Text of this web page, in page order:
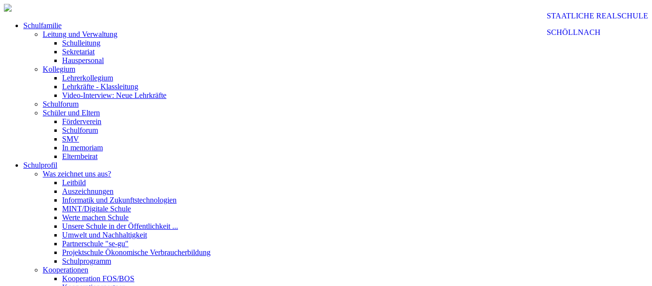
STAATLICHE REALSCHULE
SCHÖLLNACH
Schulfamilie
Leitung und Verwaltung
Schulleitung
Sekretariat
Hauspersonal
Kollegium
Lehrerkollegium
Lehrkräfte - Klassleitung
Video-Interview: Neue Lehrkräfte
Schulforum
Schüler und Eltern
Förderverein
Schulforum
SMV
In memoriam
Elternbeirat
Schulprofil
Was zeichnet uns aus?
Leitbild
Auszeichnungen
Informatik und Zukunftstechnologien
MINT/Digitale Schule
Werte machen Schule
Unsere Schule in der Öffentlichkeit ...
Umwelt und Nachhaltigkeit
Partnerschule "se-gu"
Projektschule Ökonomische Verbraucherbildung
Schulprogramm
Kooperationen
Kooperation FOS/BOS